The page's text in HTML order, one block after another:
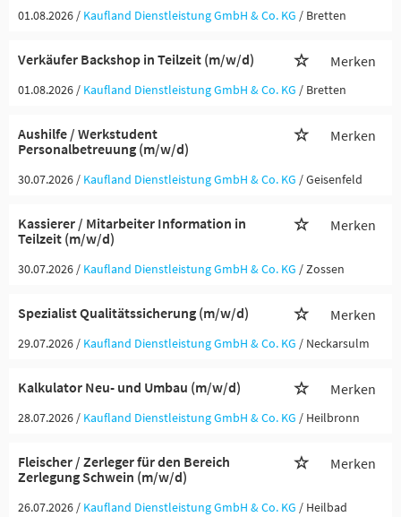
01.08.2026 / Kaufland Dienstleistung GmbH & Co. KG / Bretten
Verkäufer Backshop in Teilzeit (m/w/d) Merken
01.08.2026 / Kaufland Dienstleistung GmbH & Co. KG / Bretten
Aushilfe / Werkstudent
Personalbetreuung (m/w/d)
Merken
30.07.2026 / Kaufland Dienstleistung GmbH & Co. KG / Geisenfeld
Kassierer / Mitarbeiter Information in
Teilzeit (m/w/d)
Merken
30.07.2026 / Kaufland Dienstleistung GmbH & Co. KG / Zossen
Spezialist Qualitätssicherung (m/w/d) Merken
29.07.2026 / Kaufland Dienstleistung GmbH & Co. KG / Neckarsulm
Kalkulator Neu- und Umbau (m/w/d) Merken
28.07.2026 / Kaufland Dienstleistung GmbH & Co. KG / Heilbronn
Fleischer / Zerleger für den Bereich
Zerlegung Schwein (m/w/d)
Merken
26.07.2026 / Kaufland Dienstleistung GmbH & Co. KG / Heilbad